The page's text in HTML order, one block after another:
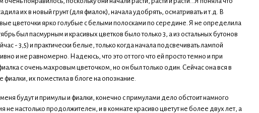
их в новый грунт (для фиалок), начала удобрять, осматривать и т.д. В
цветочки ярко голубые с белыми полосками по середине. Я не определила
был пасмурным и красивых цветков было только 3, а из остальных бутонов
- 3,5) и практически белые, только когда начала подсвечивать лампой
и не равномерно. Надеюсь, что это от того что ей просто темно и при
с очень махровым цветочком, но он был только один. Сейчас она вся в
их поместила в блоге на опознание.
будут и примулы и фиалки, конечно с примулами дело обстоит намного
настолько продолжителен, и в комнате красиво цветут не более двух лет, а